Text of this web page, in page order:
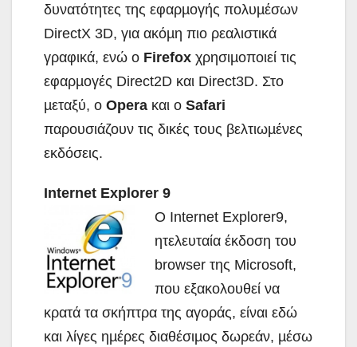
δυνατότητες της εφαρµογής πολυµέσων
DirectX 3D, για ακόµη πιο ρεαλιστικά
γραφικά, ενώ ο Firefox χρησιµοποιεί τις
εφαρµογές Direct2D και Direct3D. Στο
µεταξύ, ο Opera και ο Safari
παρουσιάζουν τις δικές τους βελτιωµένες
εκδόσεις.
Internet Explorer 9
Ο Internet Explorer9,
ητελευταία έκδοση του
browser της Microsoft,
που εξακολουθεί να
κρατά τα σκήπτρα της αγοράς, είναι εδώ
και λίγες ηµέρες διαθέσιµος δωρεάν, µέσω